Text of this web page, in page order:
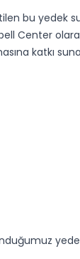
bu
Center
katkı